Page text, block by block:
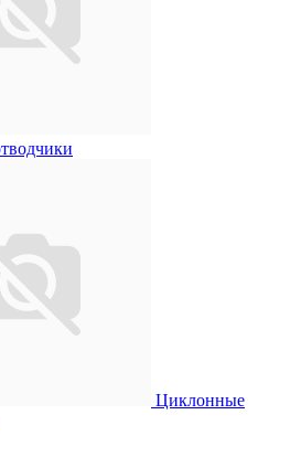
Циклонные